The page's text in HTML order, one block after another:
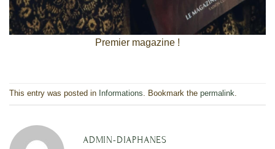
Premier magazine !
This entry was posted in Informations. Bookmark the permalink.
ADMIN-DIAPHANES